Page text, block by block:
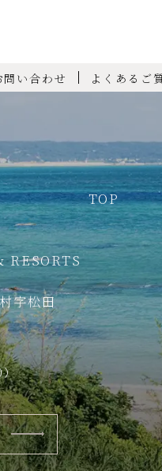
問い合わせ よくあるご
RESORTS
字松田
）
TOP